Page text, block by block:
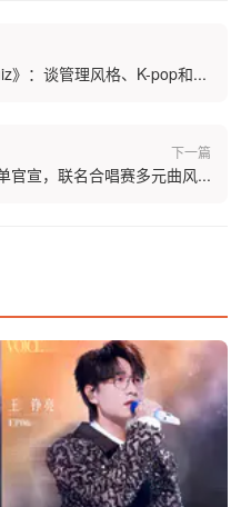
》：谈管理风格、K-pop和...
下一篇
官宣，联名合唱赛多元曲风...